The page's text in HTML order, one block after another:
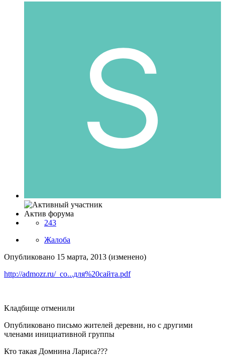
Актив форума
243
Жалоба
Опубликовано 15 марта, 2013 (изменено)
http://admozr.ru/_co...для%20сайта.pdf
Кладбище отменили
Опубликовано письмо жителей деревни, но с другими
членами инициативной группы
Кто такая Домнина Лариса???